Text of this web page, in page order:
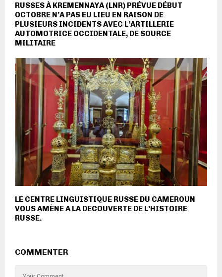
RUSSES À KREMENNAYA (LNR) PRÉVUE DÉBUT
OCTOBRE N’A PAS EU LIEU EN RAISON DE
PLUSIEURS INCIDENTS AVEC L’ARTILLERIE
AUTOMOTRICE OCCIDENTALE, DE SOURCE
MILITAIRE
LE CENTRE LINGUISTIQUE RUSSE DU CAMEROUN
VOUS AMÈNE A LA DECOUVERTE DE L’HISTOIRE
RUSSE.
COMMENTER